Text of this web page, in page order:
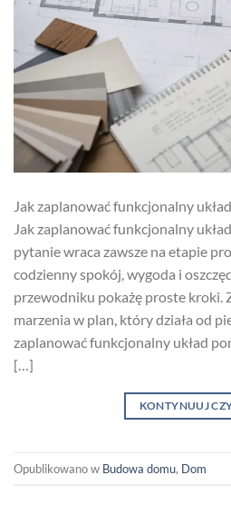
Jak zaplanować funkcjonalny
Jak zaplanować funkcjonalny
pytanie wraca zawsze na etapie
codzienny spokój, wygoda i
przewodniku pokażę proste kroki.
marzenia w plan, który działa od
zaplanować funkcjonalny układ
[…]
KONTYNUUJ
Opublikowano w Budowa domu, Dom